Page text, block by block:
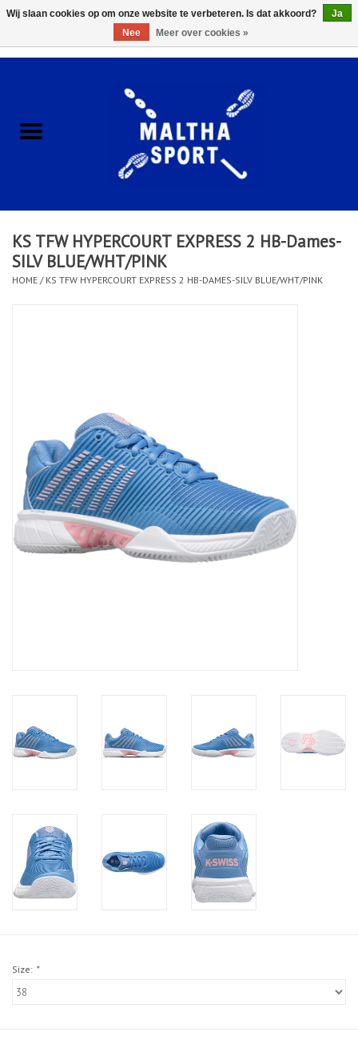
ACCESSOIRES/HARDWARE
KLEDING
CLUBSHOPS
KS TFW HYPERCOURT EXPRESS 2 HB-Dames-
SILV BLUE/WHT/PINK
HOME / KS TFW HYPERCOURT EXPRESS 2 HB-DAMES-SILV BLUE/WHT/PINK
Size: *
Wij slaan cookies op om onze website te verbeteren. Is dat akkoord?
Ja
Nee
Meer over cookies »